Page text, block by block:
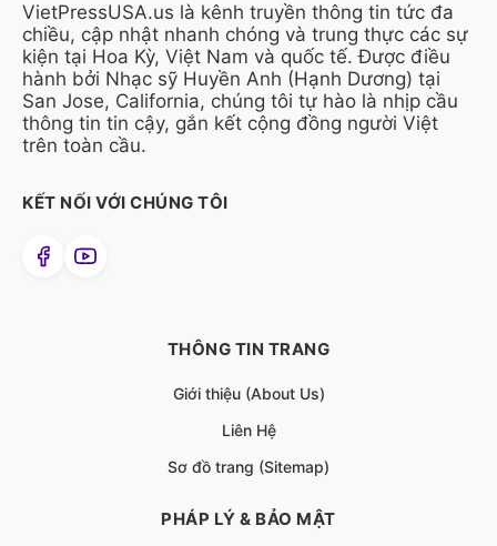
VietPressUSA.us là kênh truyền thông tin tức đa
chiều, cập nhật nhanh chóng và trung thực các sự
kiện tại Hoa Kỳ, Việt Nam và quốc tế. Được điều
hành bởi Nhạc sỹ Huyền Anh (Hạnh Dương) tại
San Jose, California, chúng tôi tự hào là nhịp cầu
thông tin tin cậy, gắn kết cộng đồng người Việt
trên toàn cầu.
KẾT NỐI VỚI CHÚNG TÔI
THÔNG TIN TRANG
Giới thiệu (About Us)
Liên Hệ
Sơ đồ trang (Sitemap)
PHÁP LÝ & BẢO MẬT